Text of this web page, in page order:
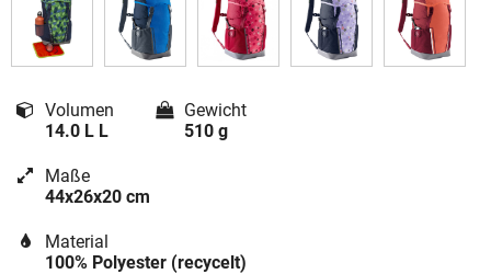
Volumen
14.0 L L
Gewicht
510 g
Maße
44x26x20 cm
Material
100% Polyester (recycelt)